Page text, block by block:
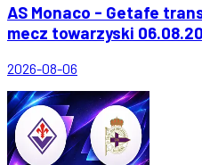
AS Monaco - Getafe
mecz towarzyski
2026-08-06